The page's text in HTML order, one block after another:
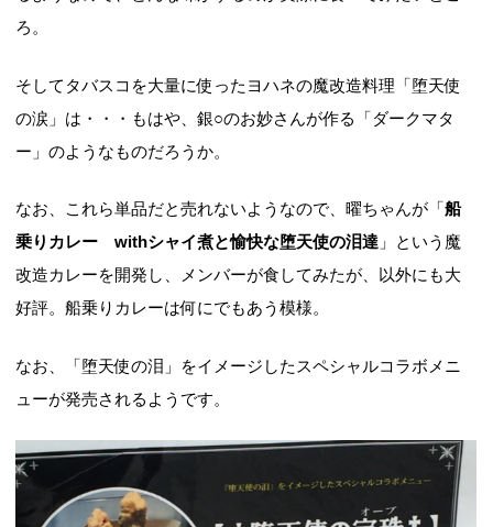
ろ。
そしてタバスコを大量に使ったヨハネの魔改造料理「堕天使
の涙」は・・・もはや、銀○のお妙さんが作る「ダークマタ
ー」のようなものだろうか。
なお、これら単品だと売れないようなので、曜ちゃんが「船
乗りカレー withシャイ煮と愉快な堕天使の泪達 」という魔
改造カレーを開発し、メンバーが食してみたが、以外にも大
好評。船乗りカレーは何にでもあう模様。
なお、「堕天使の泪」をイメージしたスペシャルコラボメニ
ューが発売されるようです。